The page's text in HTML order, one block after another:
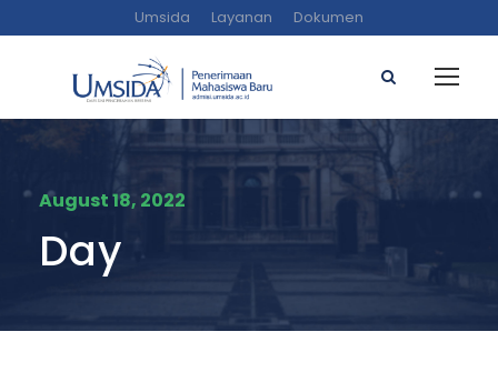
Umsida Layanan Dokumen
August 18, 2022
Day